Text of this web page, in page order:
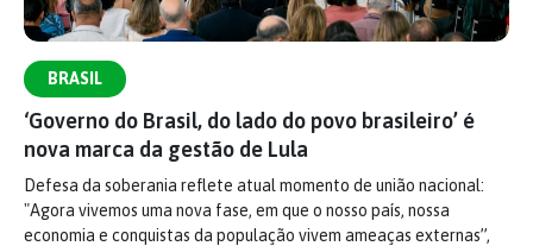
BRASIL
‘Governo do Brasil, do lado do povo brasileiro’ é
nova marca da gestão de Lula
Defesa da soberania reflete atual momento de união nacional:
"Agora vivemos uma nova fase, em que o nosso país, nossa
economia e conquistas da população vivem ameaças externas”,